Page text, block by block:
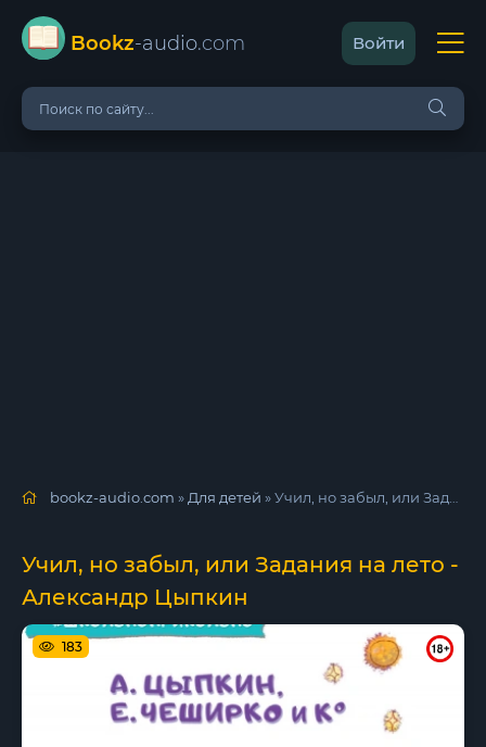
Bookz-audio.com Войти
bookz-audio.com » Для детей » Учил, но забыл, или Задания на лето - Александр Цыпкин
Учил, но забыл, или Задания на лето -
Александр Цыпкин
183